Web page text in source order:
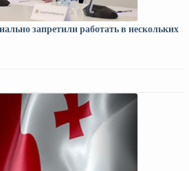
запретили работать в нескольких